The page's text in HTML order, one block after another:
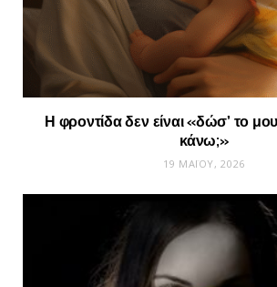
Η φροντίδα δεν είναι «δώσ’ το
κάνω;»
19 ΜΑΪ́ΟΥ, 2026